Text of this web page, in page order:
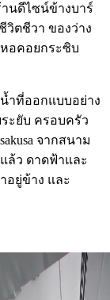
นดีไซน์ข้างบาร์
ตชีวา ของว่าง
หอคอยกระซิบ
ที่ออกแบบอย่าง
ะยับ ครอบครัว
จากสนาม
ล้ว ดาดฟ้าและ
อยู่ข้าง และ